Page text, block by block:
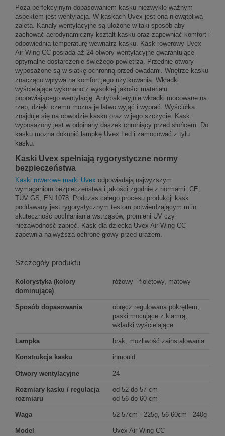
Poza perfekcyjnym dopasowaniem kasku niezwykle ważnym
aspektem jest wentylacja. W kaskach Uvex jest ona niewątpliwą
zaletą. Kanały wentylacyjne są ułożone w taki sposób aby
zachować aerodynamiczny kształt kasku oraz zapewniać komfort i
odpowiednią temperaturę wewnątrz kasku. Kask rowerowy Uvex
Air Wing CC posiada aż 24 otwory wentylacyjne gwarantujące
optymalne dostarczenie świeżego powietrza. Przednie otwory
wyposażone są w siatkę ochronną przed owadami. Wnętrze kasku
znacząco wpływa na komfort jego użytkowania. Wkładki
wyścielające wykonano z wysokiej jakości materiału
poprawiającego wentylację. Antybakteryjnie wkładki mocowane na
rzep, dzięki czemu można je łatwo wyjąć i wyprać. Wyściółka
znajduje się na obwodzie kasku oraz w jego szczycie. Kask
wyposażony jest w odpinany daszek chroniący przed słońcem. Do
kasku można dokupić lampkę Uvex Led i zamocować z tyłu
kasku.
Kaski Uvex spełniają rygorystyczne normy
bezpieczeństwa
Kaski rowerowe marki Uvex odpowiadają najwyższym
wymaganiom bezpieczeństwa i jakości zgodnie z normami: CE,
TÜV GS, EN 1078. Podczas całego procesu produkcji kask
poddawany jest rygorystycznym testom potwierdzającym m.in.
skuteczność pochłaniania wstrząsów, promieni UV czy
niezawodność zapięć. Kask dla dziecka Uvex Air Wing CC
zapewnia najwyższą ochronę głowy przed urazem.
Szczegóły produktu
Kolorystyka (kolory
dominujące)
różowy - fioletowy, matowy
Sposób dopasowania
obręcz regulowana pokrętłem,
paski mocujące z klamrą,
wkładki wyścielające
Lampka brak, możliwość zainstalowania
Konstrukcja kasku inmould
Otwory wentylacyjne 24
Rozmiary kasku / regulacja
rozmiaru
od 52 do 57 cm
od 56 do 60 cm
Waga 52-57cm - 225g, 56-60cm - 240g
Model Uvex Air Wing CC